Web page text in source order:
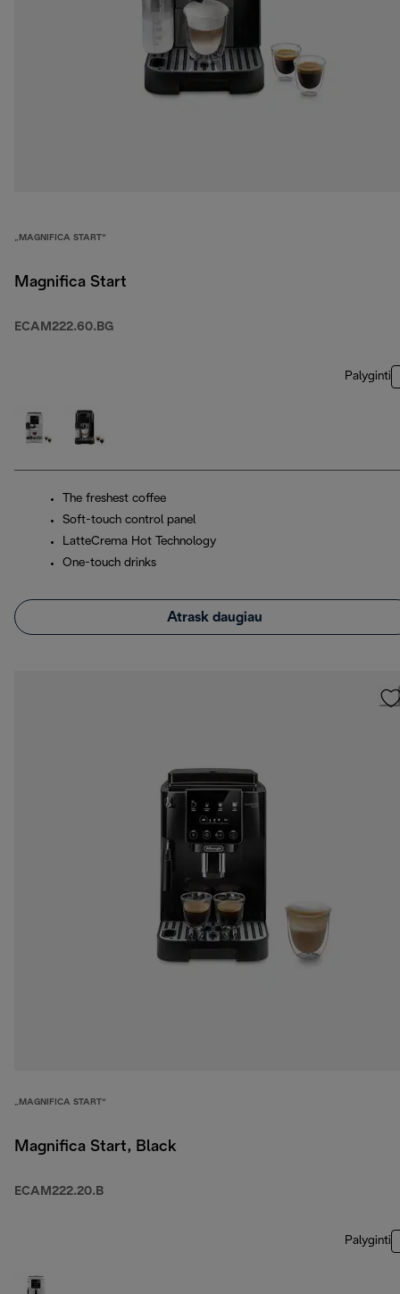
„MAGNIFICA START“
Magnifica Start
ECAM222.60.BG
Palyginti
The freshest coffee
Soft-touch control panel
LatteCrema Hot Technology
One-touch drinks
Atrask daugiau
„MAGNIFICA START“
Magnifica Start, Black
ECAM222.20.B
Palyginti